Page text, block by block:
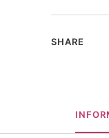
SHARE